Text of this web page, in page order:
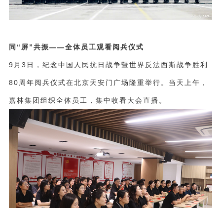
同“屏”共振——全体员工观看阅兵仪式
9月3日，纪念中国人民抗日战争暨世界反法西斯战争胜利
80周年阅兵仪式在北京天安门广场隆重举行。当天上午，
嘉林集团组织全体员工，集中收看大会直播。